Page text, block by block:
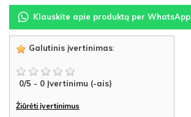
Klauskite apie produktą per WhatsApp
Galutinis įvertinimas:
0/5 - 0 Įvertinimu (-ais)
Žiūrėti įvertinimus